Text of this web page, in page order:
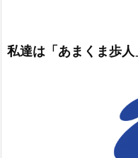
私達は「あまくま歩人